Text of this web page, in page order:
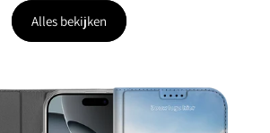
Alles bekijken